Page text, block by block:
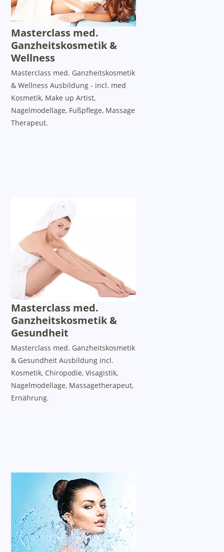
Masterclass med.
Ganzheitskosmetik &
Wellness
Masterclass med. Ganzheitskosmetik
& Wellness Ausbildung - incl. med
Kosmetik, Make up Artist,
Nagelmodellage, Fußpflege, Massage
Therapeut.
Masterclass med.
Ganzheitskosmetik &
Gesundheit
Masterclass med. Ganzheitskosmetik
& Gesundheit Ausbildung incl.
Kosmetik, Chiropodie, Visagistik,
Nagelmodellage, Massagetherapeut,
Ernährung.